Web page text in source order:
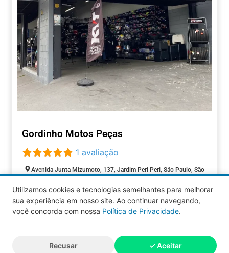
Gordinho Motos Peças
1 avaliação
Avenida Junta Mizumoto, 137, Jardim Peri Peri, São Paulo, São
AUTOMOTIVOS Closed today:
reservados.
Utilizamos cookies e tecnologias semelhantes para melhorar
sua experiência em nosso site. Ao continuar navegando,
você concorda com nossa Política de Privacidade.
Recusar ✓ Aceitar